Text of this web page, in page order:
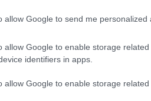
allow Google to send me personalized
allow Google to enable storage
identifiers in apps.
allow Google to enable storage
κατάγεται από το Λος
της σειράς, όταν οι Dodgers
διχόνοια” τους. Παρά
να στηρίξει πλέον
των Blue Jays σε